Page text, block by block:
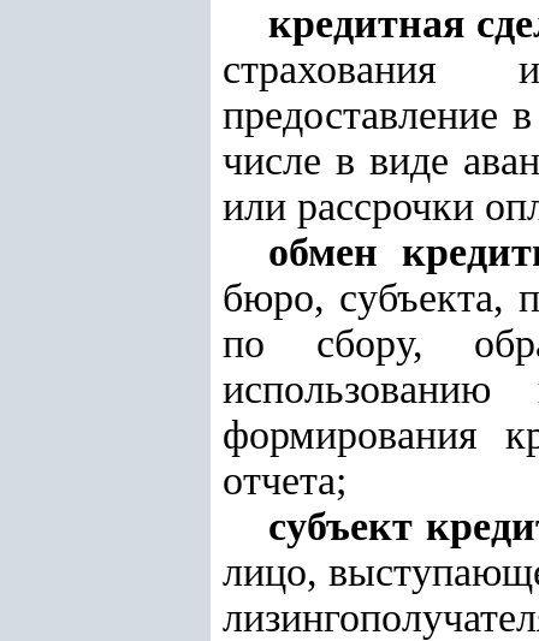
кредитная
страхования
предоставление
числе в виде
или рассрочки
обмен
бюро, субъекта,
по сбору,
формирования
отчета;
субъект
лицо,